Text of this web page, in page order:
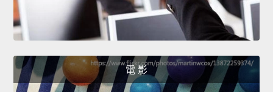
電 影